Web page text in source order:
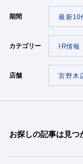
期間
カテゴリー
店舗
お探しの記事は見つ